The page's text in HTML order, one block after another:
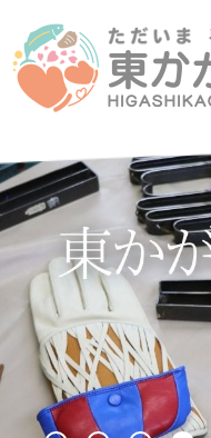
4
枚
目
の
ス
ラ